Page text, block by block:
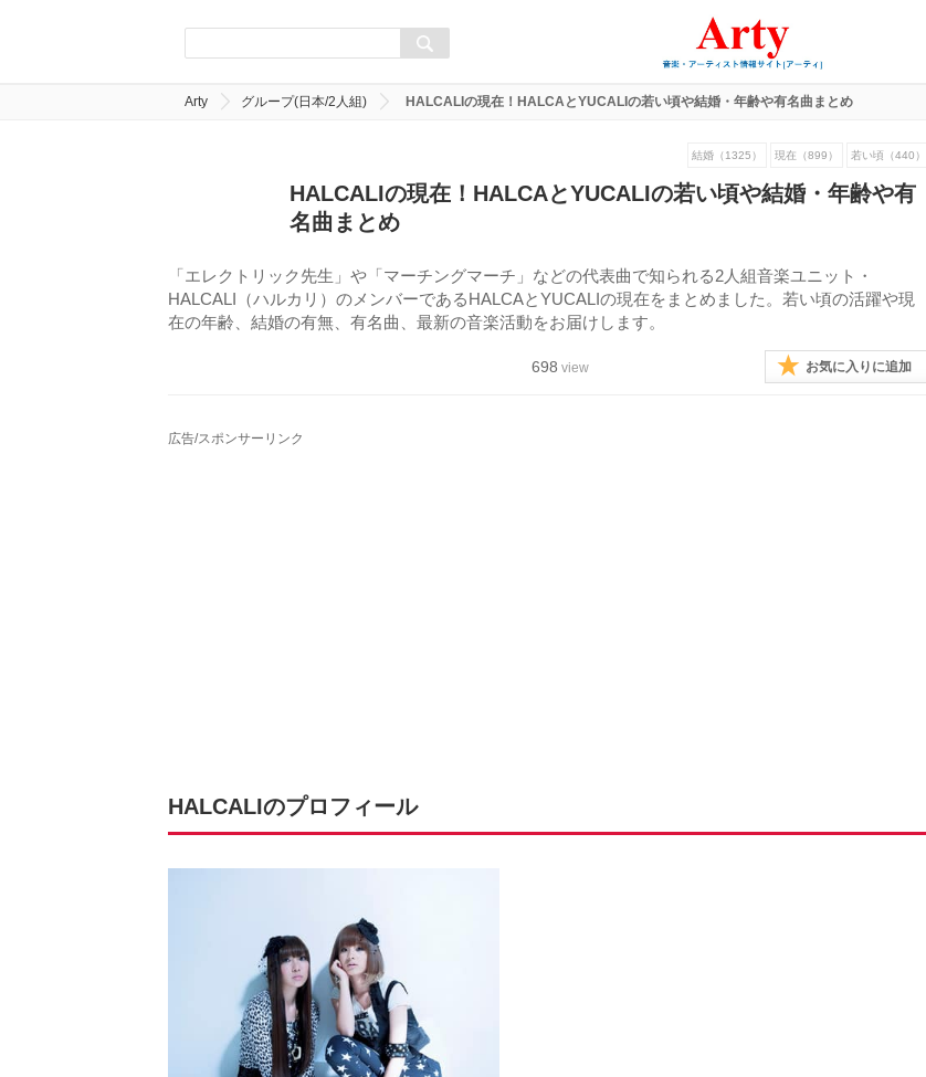
Arty グループ(日本/2人組) HALCALIの現在！HALCAとYUCALIの若い頃や結婚・年齢や有名曲まとめ
結婚（1325） 現在（899） 若い頃（440）
HALCALIの現在！HALCAとYUCALIの若い頃や結婚・年齢や有
名曲まとめ
「エレクトリック先生」や「マーチングマーチ」などの代表曲で知られる2人組音楽ユニット・
HALCALI（ハルカリ）のメンバーであるHALCAとYUCALIの現在をまとめました。若い頃の活躍や現
在の年齢、結婚の有無、有名曲、最新の音楽活動をお届けします。
698 view お気に入りに追加
広告/スポンサーリンク
HALCALIのプロフィール